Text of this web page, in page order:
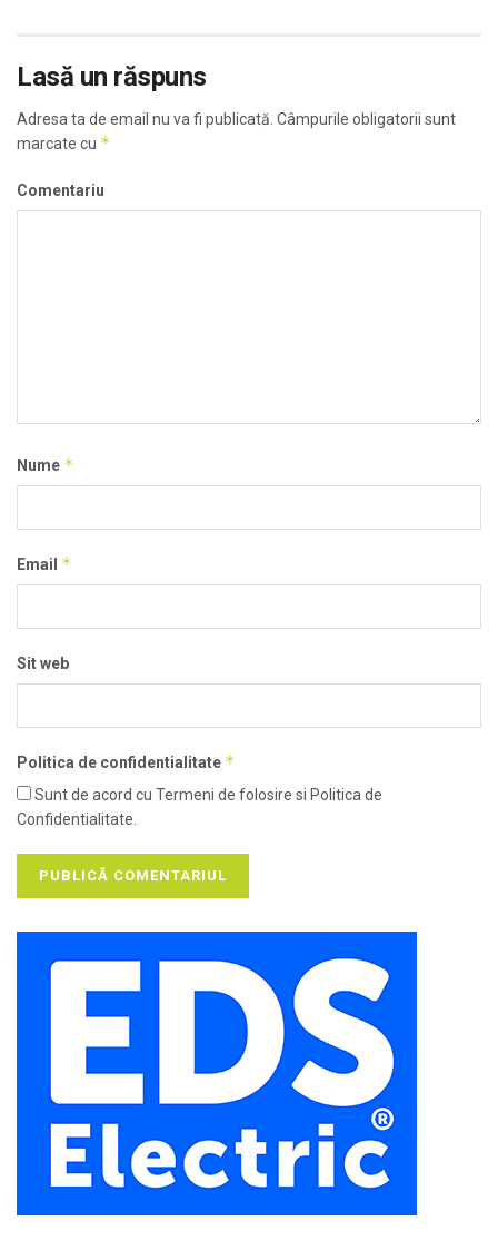
Lasă un răspuns
Adresa ta de email nu va fi publicată. Câmpurile obligatorii sunt
marcate cu *
Comentariu
Nume *
Email *
Sit web
Politica de confidentialitate *
Sunt de acord cu Termeni de folosire si Politica de
Confidentialitate.